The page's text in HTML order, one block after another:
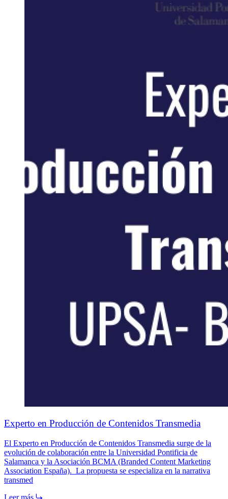
Experto en Producción de Contenidos Transmedia
El Experto en Producción de Contenidos Transmedia surge de la
evolución de colaboración entre la Universidad Pontificia de
Salamanca y la Asociación BCMA (Branded Content Marketing
Association España). La propuesta se especializa en la narrativa
transmed
Leer más